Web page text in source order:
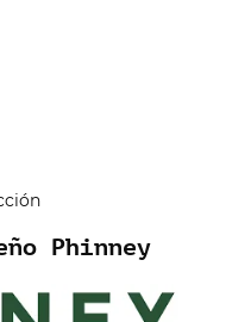
Phinney